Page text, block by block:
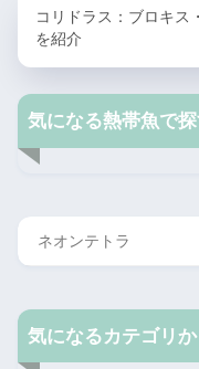
コリドラス：ブロキス
を紹介
気になる熱帯魚で
気になるカテゴリ